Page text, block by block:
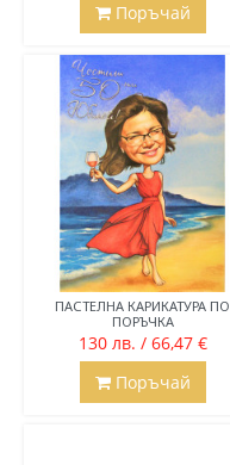
Поръчай
ПАСТЕЛНА КАРИКАТУРА ПО
ПОРЪЧКА
130 лв. / 66,47 €
Поръчай